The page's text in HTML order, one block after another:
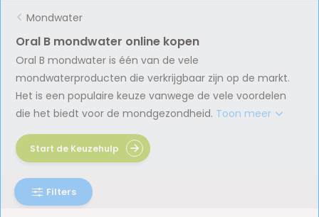
Mondwater
Oral B mondwater online kopen
Oral B mondwater is één van de vele
mondwaterproducten die verkrijgbaar zijn op de markt.
Het is een populaire keuze vanwege de vele voordelen
die het biedt voor de mondgezondheid. Toon meer
Filters
Start de Keuzehulp